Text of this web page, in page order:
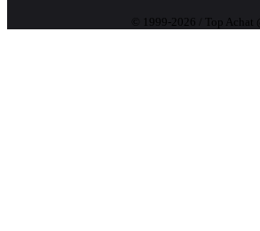
© 1999-2026 / Top Achat